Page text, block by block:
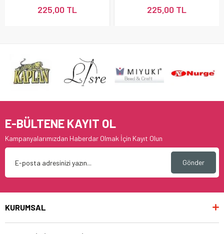
225,00 TL 225,00 TL
E-BÜLTENE KAYIT OL
Kampanyalarımızdan Haberdar Olmak İçin Kayıt Olun
Gönder
KURUMSAL